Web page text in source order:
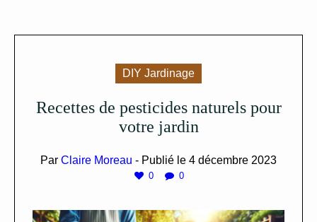
DIY Jardinage
Recettes de pesticides naturels pour
votre jardin
Par Claire Moreau - Publié le 4 décembre 2023
0 0